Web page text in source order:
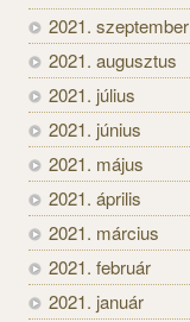
2021. szeptember
2021. augusztus
2021. július
2021. június
2021. május
2021. április
2021. március
2021. február
2021. január